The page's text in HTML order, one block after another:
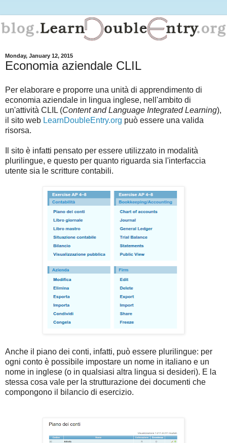
Monday, January 12, 2015
Economia aziendale CLIL
Per elaborare e proporre una unità di apprendimento di
economia aziendale in lingua inglese, nell'ambito di
un'attività CLIL (Content and Language Integrated Learning),
il sito web LearnDoubleEntry.org può essere una valida
risorsa.
Il sito è infatti pensato per essere utilizzato in modalità
plurilingue, e questo per quanto riguarda sia l'interfaccia
utente sia le scritture contabili.
Anche il piano dei conti, infatti, può essere plurilingue: per
ogni conto è possibile impostare un nome in italiano e un
nome in inglese (o in qualsiasi altra lingua si desideri). E la
stessa cosa vale per la strutturazione dei documenti che
compongono il bilancio di esercizio.